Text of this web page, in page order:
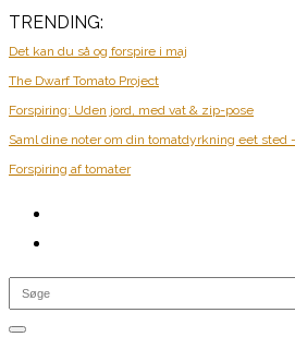
TRENDING:
Det kan du så og forspire i maj
The Dwarf Tomato Project
Forspiring: Uden jord, med vat & zip-pose
Saml dine noter om din tomatdyrkning eet sted
Forspiring af tomater